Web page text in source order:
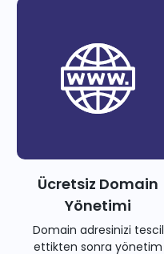
Ücretsiz Domain
Yönetimi
Domain adresinizi tescil
ettikten sonra yönetim